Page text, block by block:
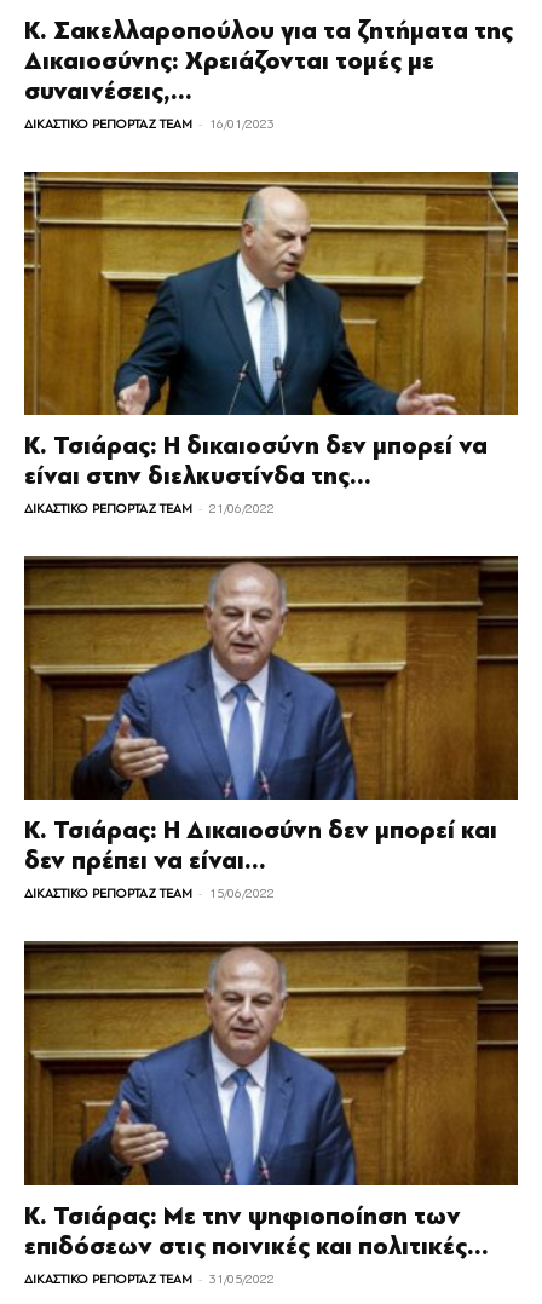
Κ. Σακελλαροπούλου για τα ζητήματα της
Δικαιοσύνης: Χρειάζονται τομές με
συναινέσεις,...
ΔΙΚΑΣΤΙΚΟ ΡΕΠΟΡΤΑΖ TEAM - 16/01/2023
Κ. Τσιάρας: Η δικαιοσύνη δεν μπορεί να
είναι στην διελκυστίνδα της...
ΔΙΚΑΣΤΙΚΟ ΡΕΠΟΡΤΑΖ TEAM - 21/06/2022
Κ. Τσιάρας: Η Δικαιοσύνη δεν μπορεί και
δεν πρέπει να είναι...
ΔΙΚΑΣΤΙΚΟ ΡΕΠΟΡΤΑΖ TEAM - 15/06/2022
Κ. Τσιάρας: Με την ψηφιοποίηση των
επιδόσεων στις ποινικές και πολιτικές...
ΔΙΚΑΣΤΙΚΟ ΡΕΠΟΡΤΑΖ TEAM - 31/05/2022